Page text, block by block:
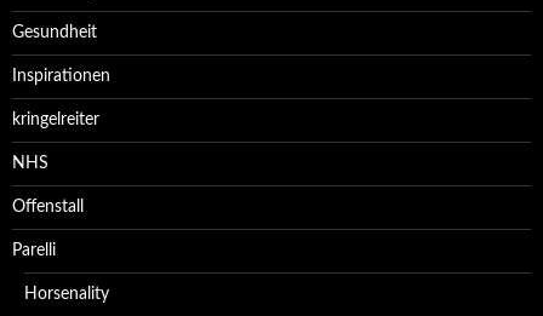
Gesundheit
Inspirationen
kringelreiter
NHS
Offenstall
Parelli
Horsenality